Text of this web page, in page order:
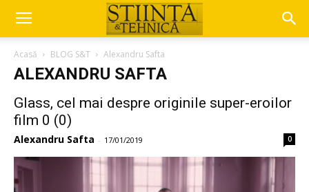
Acasă BLOG S&T Alexandru Safta
ALEXANDRU SAFTA
Glass, cel mai despre originile super-eroilor
film 0 (0)
Alexandru Safta - 17/01/2019 0